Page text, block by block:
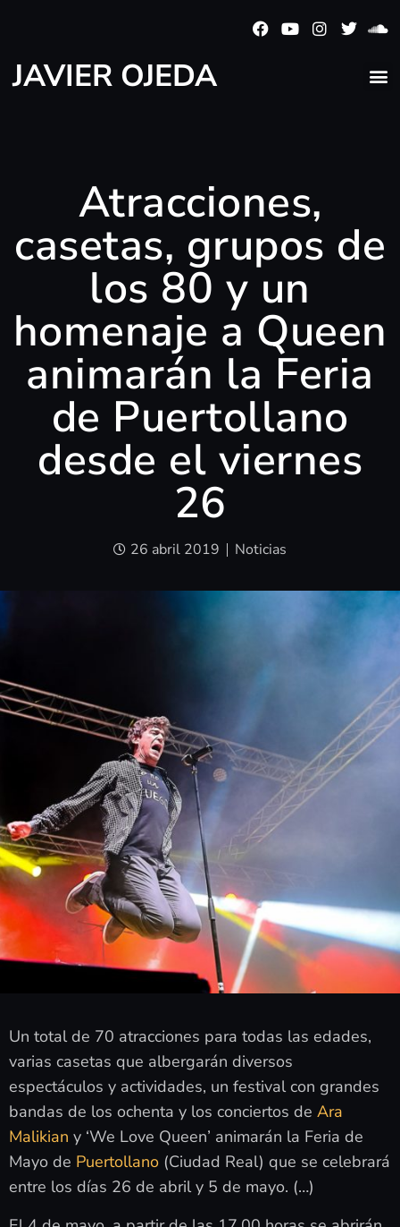
JAVIER OJEDA
Atracciones,
casetas, grupos de
los 80 y un
homenaje a Queen
animarán la Feria
de Puertollano
desde el viernes
26
26 abril 2019 Noticias
Un total de 70 atracciones para todas las edades,
varias casetas que albergarán diversos
espectáculos y actividades, un festival con grandes
bandas de los ochenta y los conciertos de Ara
Malikian y ‘We Love Queen’ animarán la Feria de
Mayo de Puertollano (Ciudad Real) que se celebrará
entre los días 26 de abril y 5 de mayo. (…)